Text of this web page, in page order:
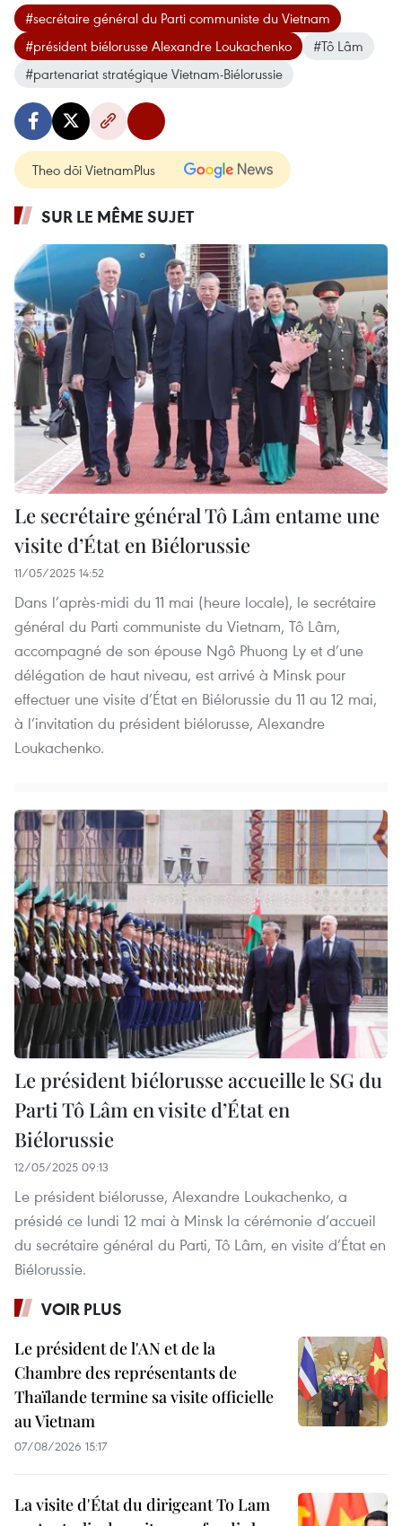
#secrétaire général du Parti communiste du Vietnam
#président biélorusse Alexandre Loukachenko
#Tô Lâm
#partenariat stratégique Vietnam-Biélorussie
Theo dõi VietnamPlus
SUR LE MÊME SUJET
Le secrétaire général Tô Lâm entame une
visite d’État en Biélorussie
11/05/2025 14:52
Dans l’après-midi du 11 mai (heure locale), le secrétaire
général du Parti communiste du Vietnam, Tô Lâm,
accompagné de son épouse Ngô Phuong Ly et d’une
délégation de haut niveau, est arrivé à Minsk pour
effectuer une visite d’État en Biélorussie du 11 au 12 mai,
à l’invitation du président biélorusse, Alexandre
Loukachenko.
Le président biélorusse accueille le SG du
Parti Tô Lâm en visite d’État en
Biélorussie
12/05/2025 09:13
Le président biélorusse, Alexandre Loukachenko, a
présidé ce lundi 12 mai à Minsk la cérémonie d’accueil
du secrétaire général du Parti, Tô Lâm, en visite d’État en
Biélorussie.
VOIR PLUS
Le président de l'AN et de la
Chambre des représentants de
Thaïlande termine sa visite officielle
au Vietnam
07/08/2026 15:17
La visite d'État du dirigeant To Lam